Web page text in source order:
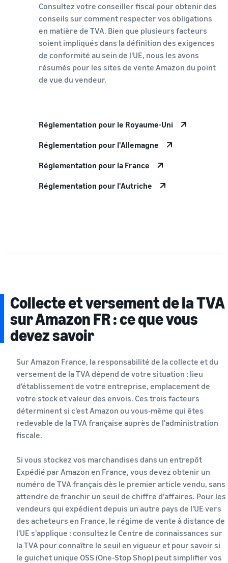
Consultez votre conseiller fiscal pour obtenir des
conseils sur comment respecter vos obligations
en matière de TVA. Bien que plusieurs facteurs
soient impliqués dans la définition des exigences
de conformité au sein de l'UE, nous les avons
résumés pour les sites de vente Amazon du point
de vue du vendeur.
Réglementation pour le Royaume-Uni
Réglementation pour l'Allemagne
Réglementation pour la France
Réglementation pour l'Autriche
Collecte et versement de la TVA
sur Amazon FR : ce que vous
devez savoir
Sur Amazon France, la responsabilité de la collecte et du
versement de la TVA dépend de votre situation : lieu
d'établissement de votre entreprise, emplacement de
votre stock et valeur des envois. Ces trois facteurs
déterminent si c'est Amazon ou vous-même qui êtes
redevable de la TVA française auprès de l'administration
fiscale.
Si vous stockez vos marchandises dans un entrepôt
Expédié par Amazon en France, vous devez obtenir un
numéro de TVA français dès le premier article vendu, sans
attendre de franchir un seuil de chiffre d'affaires. Pour les
vendeurs qui expédient depuis un autre pays de l'UE vers
des acheteurs en France, le régime de vente à distance de
l'UE s'applique : consultez le Centre de connaissances sur
la TVA pour connaître le seuil en vigueur et pour savoir si
le guichet unique OSS (One-Stop Shop) peut simplifier vos